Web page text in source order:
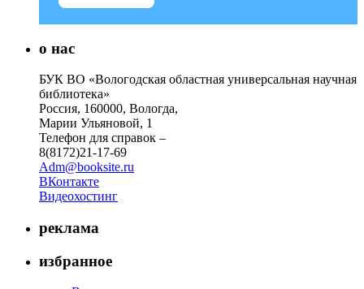
о нас
БУК ВО «Вологодская областная универсальная научная
библиотека»
Россия, 160000, Вологда,
Марии Ульяновой, 1
Телефон для справок –
8(8172)21-17-69
Adm@booksite.ru
ВКонтакте
Видеохостинг
реклама
избранное